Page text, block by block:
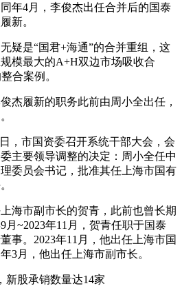
年4月，李俊杰出任合并后的国泰
新。
疑是“国君+海通”的合并重组，这
模最大的A+H双边市场吸收合
合案例。
杰履新的职务此前由周小全出任，
，市国资委召开系统干部大会，会
主要领导调整的决定：周小全任中
委员会书记，批准其任上海市国有
海市副市长的贺青，此前也曾长期
月~2023年11月，贺青任职于国泰
事。2023年11月，他出任上海市国
3月，他出任上海市副市长。
新股承销数量达14家